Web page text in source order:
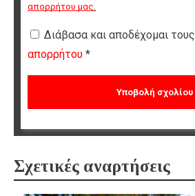
απορρήτου μας
Διάβασα και αποδέχομαι τους
απορρήτου *
Σχετικές αναρτήσεις